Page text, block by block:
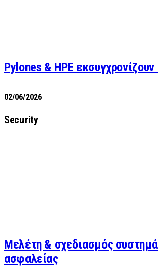
Pylones & HPE
02/06/2026
Security
Μελέτη & σχεδιασμός
ασφαλείας